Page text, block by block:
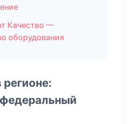
Качество —
оборудования